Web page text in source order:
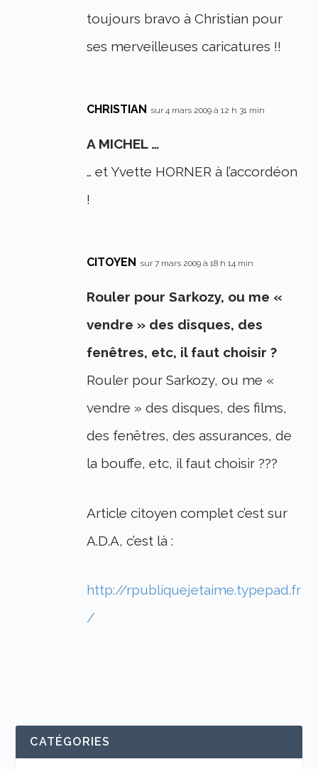
toujours bravo à Christian pour
ses merveilleuses caricatures !!
CHRISTIAN sur 4 mars 2009 à 12 h 31 min
A MICHEL …
… et Yvette HORNER à l’accordéon
!
CITOYEN sur 7 mars 2009 à 18 h 14 min
Rouler pour Sarkozy, ou me «
vendre » des disques, des
fenêtres, etc, il faut choisir ?
Rouler pour Sarkozy, ou me «
vendre » des disques, des films,
des fenêtres, des assurances, de
la bouffe, etc, il faut choisir ???
Article citoyen complet c’est sur
A.D.A, c’est là :
http://rpubliquejetaime.typepad.fr
/
CATÉGORIES